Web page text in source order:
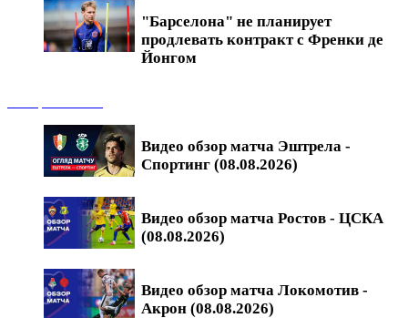
"Барселона" не планирует
продлевать контракт с Френки де
Йонгом
Видео обзор матча Эштрела -
Спортинг (08.08.2026)
Видео обзор матча Ростов - ЦСКА
(08.08.2026)
Видео обзор матча Локомотив -
Акрон (08.08.2026)